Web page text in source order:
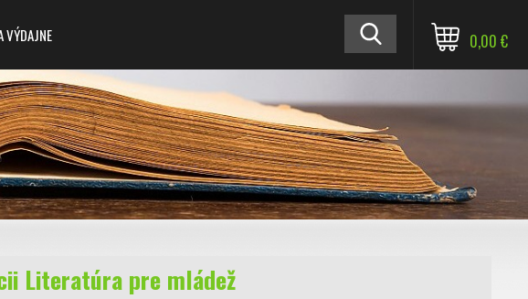
VÝDAJNE 0,00 €
Literatúra pre mládež